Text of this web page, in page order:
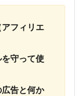
フィリエ
守って使
告と何か